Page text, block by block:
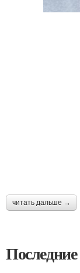
читать дальше →